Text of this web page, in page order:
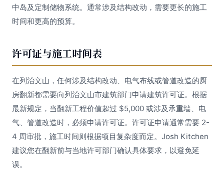
中岛及定制储物系统。通常涉及结构改动，需要更长的施工
时间和更高的预算。
许可证与施工时间表
在列治文山，任何涉及结构改动、电气布线或管道改造的厨
房翻新都需要向列治文山市建筑部门申请建筑许可证。根据
最新规定，当翻新工程价值超过 $5,000 或涉及承重墙、电
气、管道改造时，必须申请许可证。许可证申请通常需要 2-
4 周审批，施工时间则根据项目复杂度而定。Josh Kitchen
建议您在翻新前与当地许可部门确认具体要求，以避免延
误。